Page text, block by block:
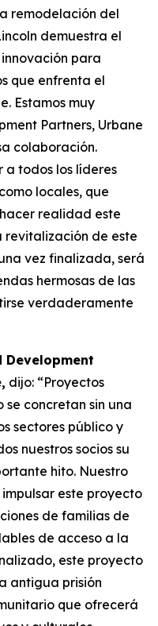
remodelación del
demuestra el
para
que enfrenta el
Estamos muy
Partners, Urbane
colaboración.
a todos los líderes
locales, que
realidad este
revitalización de este
vez finalizada, será
hermosas de las
verdaderamente
Development
dijo: “Proyectos
concretan sin una
sectores público y
nuestros socios su
hito. Nuestro
este proyecto
de familias de
de acceso a la
este proyecto
antigua prisión
que ofrecerá